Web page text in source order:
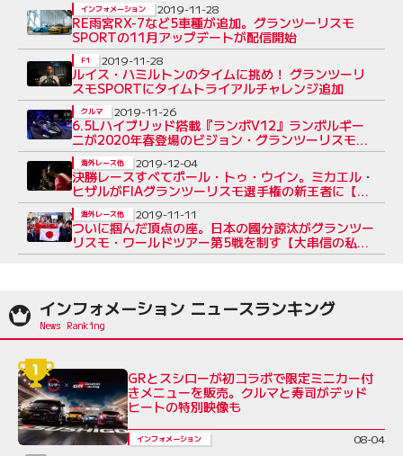
RE雨宮RX-7など5車種が追加。グランツーリスモ
SPORTの11月アップデートが配信開始
インフォメーション 2019-11-28
ルイス・ハミルトンのタイムに挑め！ グランツーリ
スモSPORTにタイムトライアルチャレンジ追加
F1 2019-11-28
6.5Lハイブリッド搭載『ランボV12』ランボルギー
ニが2020年春登場のビジョン・グランツーリスモ発
表
クルマ 2019-11-26
決勝レースすべてポール・トゥ・ウイン。ミカエル・
ヒザルがFIAグランツーリスモ選手権の新王者に【大
串信の私的レポート】
海外レース他 2019-12-04
ついに掴んだ頂点の座。日本の國分諒汰がグランツー
リスモ・ワールドツアー第5戦を制す【大串信の私的
レポート】
海外レース他 2019-11-11
インフォメーション ニュースランキング
GRとスシローが初コラボで限定ミニカー付
きメニューを販売。クルマと寿司がデッド
ヒートの特別映像も
インフォメーション 08-04